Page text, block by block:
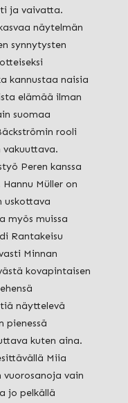
ja vaivatta.
näytelmän
synnytysten
kannustaa naisia
elämää ilman
suomaa
rooli
vakuuttava.
Peren kanssa
Müller on
uskottava
myös muissa
Rantakeisu
Minnan
kovapintaisen
näyttelevä
pienessä
kuten aina.
Miia
vain
jo pelkällä